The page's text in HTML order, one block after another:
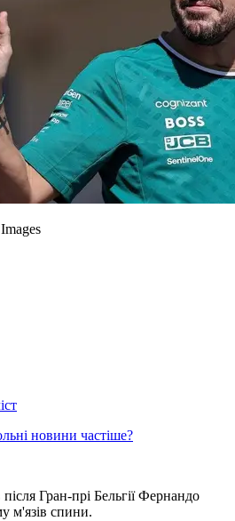
новини частіше?
Гран-прі Бельгії Фернандо
м'язів спини.